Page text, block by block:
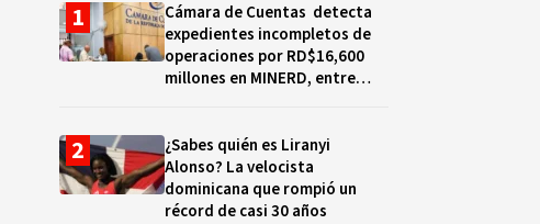
Cámara de Cuentas detecta
expedientes incompletos de
operaciones por RD$16,600
millones en MINERD, entre
¿Sabes quién es Liranyi
Alonso? La velocista
dominicana que rompió un
récord de casi 30 años